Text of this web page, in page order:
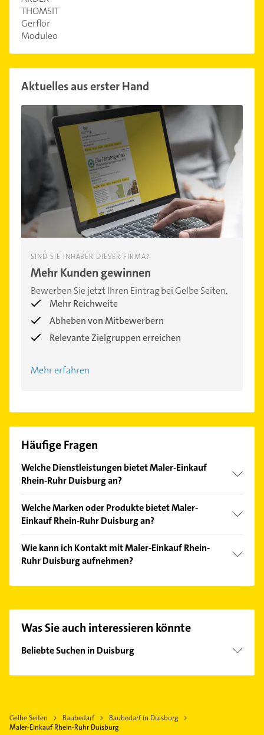
THOMSIT
Gerflor
Moduleo
Aktuelles aus erster Hand
SIND SIE INHABER DIESER FIRMA?
Mehr Kunden gewinnen
Bewerben Sie jetzt Ihren Eintrag bei Gelbe Seiten.
Mehr Reichweite
Abheben von Mitbewerbern
Relevante Zielgruppen erreichen
Mehr erfahren
Häufige Fragen
Welche Dienstleistungen bietet Maler-Einkauf
Rhein-Ruhr Duisburg an?
Onlineshop, Lieferung und Abholung, Persönliche
Beratung, Mischmaschinen und Markenvielfalt.
Welche Marken oder Produkte bietet Maler-
Einkauf Rhein-Ruhr Duisburg an?
CAPAROL, KEIM, PUFAS und ARDEX.
Wie kann ich Kontakt mit Maler-Einkauf Rhein-
Ruhr Duisburg aufnehmen?
finden Sie alleKontaktdaten.
Was Sie auch interessieren könnte
Beliebte Suchen in Duisburg
Phoniatrie
Gelbe Seiten Baubedarf
Baubedarf in Duisburg
Maler-Einkauf Rhein-Ruhr Duisburg